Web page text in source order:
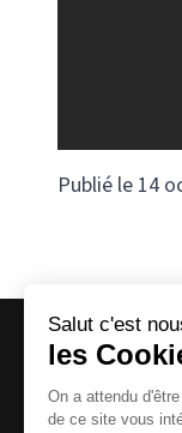
Publié le 14